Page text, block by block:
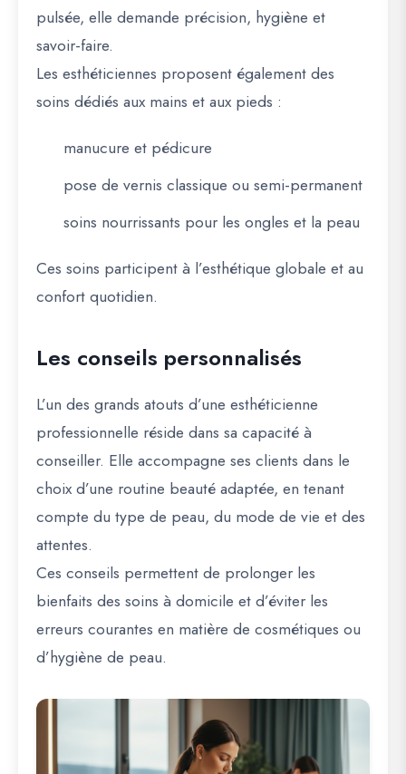
pulsée, elle demande précision, hygiène et
savoir-faire.
Les esthéticiennes proposent également des
soins dédiés aux mains et aux pieds :
manucure et pédicure
pose de vernis classique ou semi-permanent
soins nourrissants pour les ongles et la peau
Ces soins participent à l’esthétique globale et au
confort quotidien.
Les conseils personnalisés
L’un des grands atouts d’une esthéticienne
professionnelle réside dans sa capacité à
conseiller. Elle accompagne ses clients dans le
choix d’une routine beauté adaptée, en tenant
compte du type de peau, du mode de vie et des
attentes.
Ces conseils permettent de prolonger les
bienfaits des soins à domicile et d’éviter les
erreurs courantes en matière de cosmétiques ou
d’hygiène de peau.